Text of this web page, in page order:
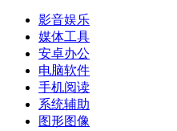
影音娱乐
媒体工具
安卓办公
电脑软件
手机阅读
系统辅助
图形图像